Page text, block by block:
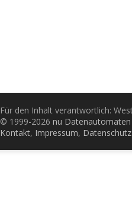
Für den Inhalt verantwortlich:
© 1999-2026 nu
Kontakt, Impressum, Datenschutz